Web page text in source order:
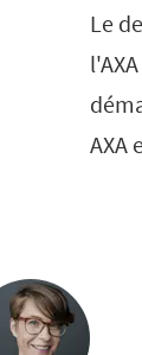
Le
AXA